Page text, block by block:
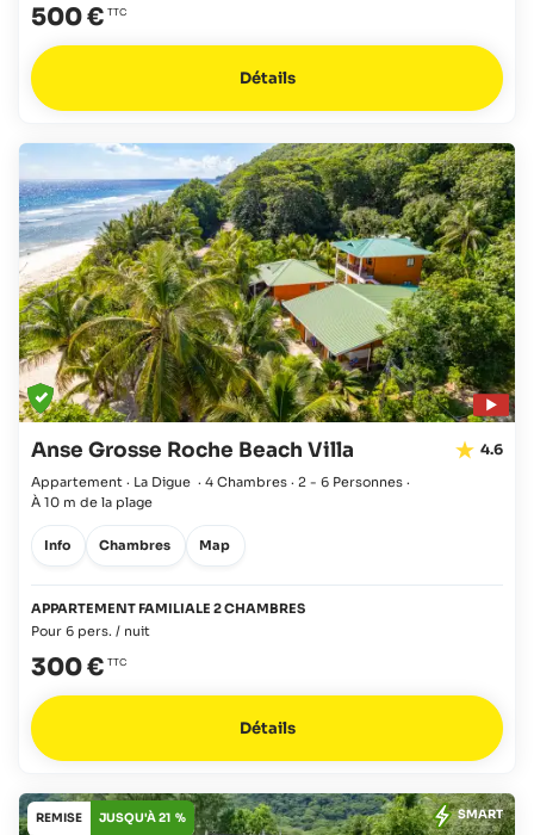
500 €
Détails
Anse Grosse Roche Beach Villa 4.6
Appartement · La Digue · 4 Chambres · 2 - 6 Personnes ·
À 10 m de la plage
Info Chambres Map
APPARTEMENT FAMILIALE 2 CHAMBRES
Pour 6 pers. / nuit
300 €
Détails
REMISE JUSQU'À 21 % SMART